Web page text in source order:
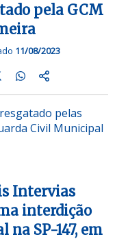
pela GCM
11/08/2023
pelas
Civil Municipal
Intervias
interdição
na SP-147, em